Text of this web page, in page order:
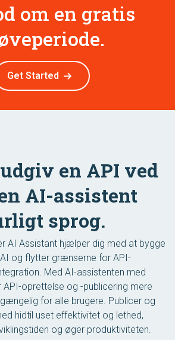
om en gratis
Get Started
en API ved
AI-assistent
sprog.
AI Assistant hjælper dig med at bygge
og flytter grænserne for API-
Med AI-assistenten med
API-oprettelse og -publicering mere
for alle brugere. Publicer og
hidtil uset effektivitet og lethed,
og øger produktiviteten.